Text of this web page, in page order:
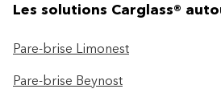
Les solutions Carglass®
Pare-brise Limonest
Pare-brise Beynost